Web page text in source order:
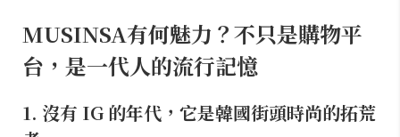
MUSINSA有何魅力？不只是購物平
台，是一代人的流行記憶
1. 沒有 IG 的年代，它是韓國街頭時尚的拓荒